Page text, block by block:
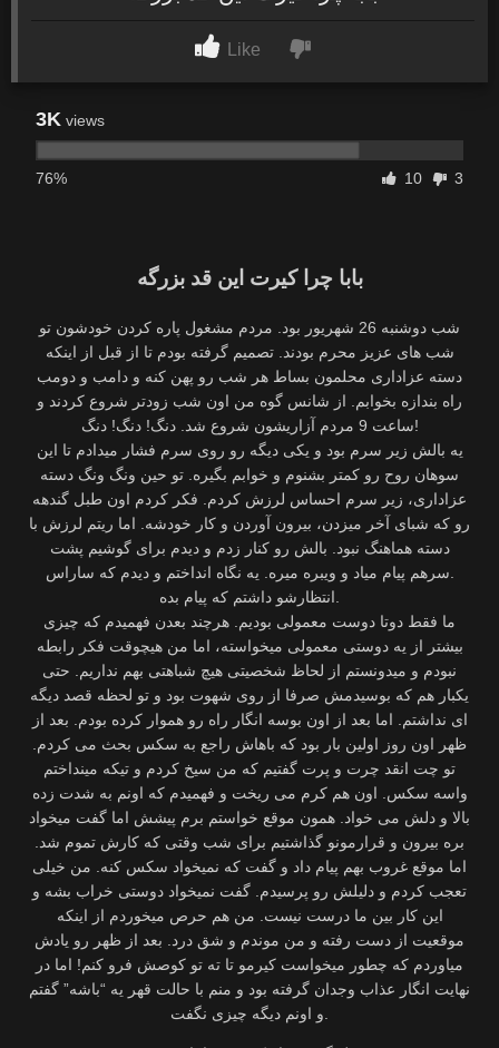
Like
3K views
76% 10 3
بابا چرا کیرت این قد بزرگه
شب دوشنبه 26 شهریور بود. مردم مشغول پاره کردن خودشون تو
شب های عزیز محرم بودند. تصمیم گرفته بودم تا از قبل از اینکه
دسته عزاداری محلمون بساط هر شب رو پهن کنه و دامب و دومب
راه بندازه بخوابم. از شانس گوه من اون شب زودتر شروع کردند و
ساعت 9 مردم آزاریشون شروع شد. دنگ! دنگ! دنگ!
یه بالش زیر سرم بود و یکی دیگه رو روی سرم فشار میدادم تا این
سوهان روح رو کمتر بشنوم و خوابم بگیره. تو حین ونگ ونگ دسته
عزاداری، زیر سرم احساس لرزش کردم. فکر کردم اون طبل گندهه
رو که شبای آخر میزدن، بیرون آوردن و کار خودشه. اما ریتم لرزش با
دسته هماهنگ نبود. بالش رو کنار زدم و دیدم برای گوشیم پشت
ما فقط دوتا دوست معمولی بودیم. هرچند بعدن فهمیدم که چیزی
بیشتر از یه دوستی معمولی میخواسته، اما من هیچوقت فکر رابطه
نبودم و میدونستم از لحاظ شخصیتی هیچ شباهتی بهم نداریم. حتی
یکبار هم که بوسیدمش صرفا از روی شهوت بود و تو لحظه قصد دیگه
ای نداشتم. اما بعد از اون بوسه انگار راه رو هموار کرده بودم. بعد از
ظهر اون روز اولین بار بود که باهاش راجع به سکس بحث می کردم.
تو چت انقد چرت و پرت گفتیم که من سیخ کردم و تیکه مینداختم
واسه سکس. اون هم کرم می ریخت و فهمیدم که اونم به شدت زده
بالا و دلش می خواد. همون موقع خواستم برم پیشش اما گفت میخواد
بره بیرون و قرارمونو گذاشتیم برای شب وقتی که کارش تموم شد.
اما موقع غروب بهم پیام داد و گفت که نمیخواد سکس کنه. من خیلی
تعجب کردم و دلیلش رو پرسیدم. گفت نمیخواد دوستی خراب بشه و
این کار بین ما درست نیست. من هم حرص میخوردم از اینکه
موقعیت از دست رفته و من موندم و شق درد. بعد از ظهر رو یادش
میاوردم که چطور میخواست کیرمو تا ته تو کوصش فرو کنم! اما در
نهایت انگار عذاب وجدان گرفته بود و منم با حالت قهر یه “باشه” گفتم